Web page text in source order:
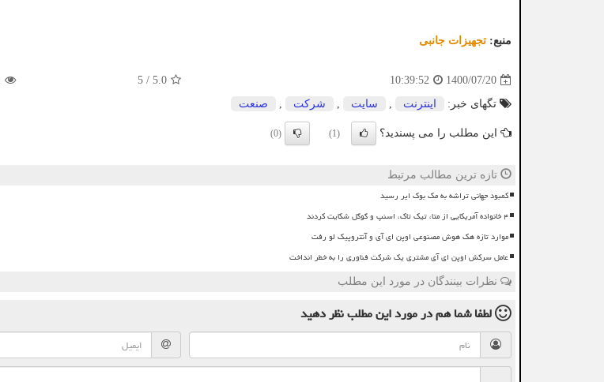
منبع: تجهیزات جانبی
1400/07/20
10:39:52
5.0
/
5
تگهای خبر: اینترنت , سایت , شركت , صنعت
این مطلب را می پسندید؟ (1)
(0)
تازه ترین مطالب مرتبط
کمبود جهانی تراشه به مک بوک ایر رسید
۴ خانواده آمریکایی از متا، تیک تاک، اسنپ و گوگل شکایت کردند
موارد تازه هک هوش مصنوعی اوپن ای آی و آنتروپیک لو رفت
عامل سرکش اوپن ای آی مشتری یک شرکت فناوری را به خطر انداخت
نظرات بینندگان در مورد این مطلب
لطفا شما همدر مورد این مطلبنظر دهید